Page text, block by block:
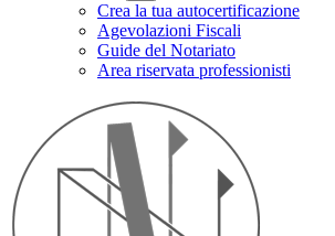
Crea la tua autocertificazione
Agevolazioni Fiscali
Guide del Notariato
Area riservata professionisti